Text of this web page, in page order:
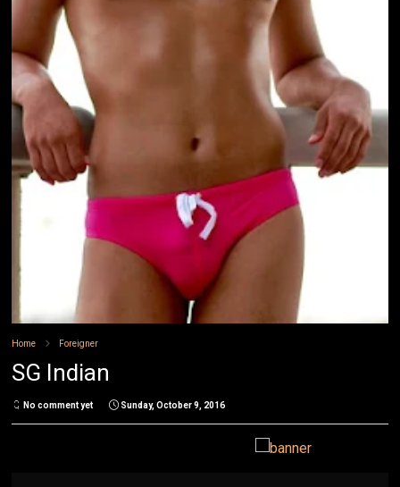
Home Foreigner
SG Indian
No comment yet Sunday, October 9, 2016